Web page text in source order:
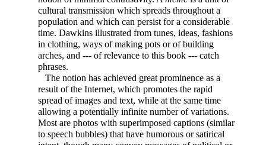
cultural transmission which spreads throughout a
population and which can persist for a considerable
time. Dawkins illustrated from tunes, ideas, fashions
in clothing, ways of making pots or of building
arches, and --- of relevance to this book --- catch
phrases.
The notion has achieved great prominence as a
result of the Internet, which promotes the rapid
spread of images and text, while at the same time
allowing a potentially infinite number of variations.
Most are photos with superimposed captions (similar
to speech bubbles) that have humorous or satirical